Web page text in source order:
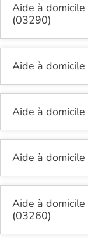
Aide à
(03290)
Aide à
Aide à
Aide à
Aide à
(03260)